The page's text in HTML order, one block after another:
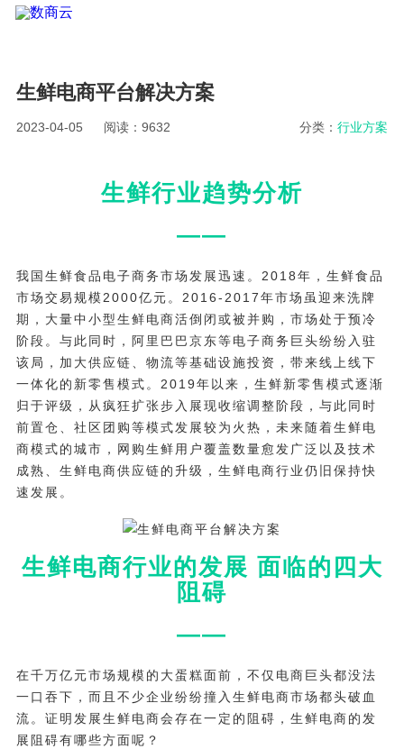
生鲜电商平台解决方案
2023-04-05 阅读：9632 分类：行业方案
生鲜行业趋势分析
——
我国生鲜食品电子商务市场发展迅速。2018年，生鲜食品
市场交易规模2000亿元。2016-2017年市场虽迎来洗牌
期，大量中小型生鲜电商活倒闭或被并购，市场处于预冷
阶段。与此同时，阿里巴巴京东等电子商务巨头纷纷入驻
该局，加大供应链、物流等基础设施投资，带来线上线下
一体化的新零售模式。2019年以来，生鲜新零售模式逐渐
归于评级，从疯狂扩张步入展现收缩调整阶段，与此同时
前置仓、社区团购等模式发展较为火热，未来随着生鲜电
商模式的城市，网购生鲜用户覆盖数量愈发广泛以及技术
成熟、生鲜电商供应链的升级，生鲜电商行业仍旧保持快
速发展。
生鲜电商行业的发展 面临的四大
阻碍
——
在千万亿元市场规模的大蛋糕面前，不仅电商巨头都没法
一口吞下，而且不少企业纷纷撞入生鲜电商市场都头破血
流。证明发展生鲜电商会存在一定的阻碍，生鲜电商的发
展阻碍有哪些方面呢？